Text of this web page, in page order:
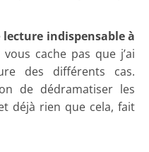
lecture indispensable à
cache pas que j’ai
des différents cas.
de dédramatiser les
déjà rien que cela, fait